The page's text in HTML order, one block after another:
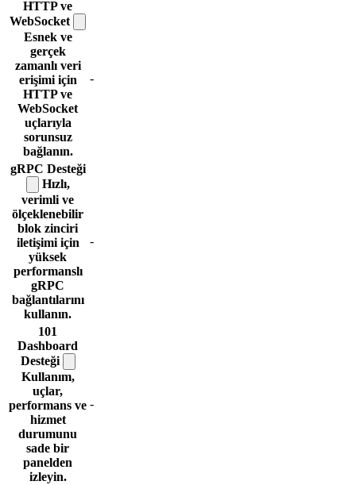
HTTP ve
WebSocket
Esnek ve
gerçek
zamanlı veri
erişimi için
HTTP ve
WebSocket
uçlarıyla
sorunsuz
bağlanın.
-
gRPC Desteği
Hızlı,
verimli ve
ölçeklenebilir
blok zinciri
iletişimi için
yüksek
performanslı
gRPC
bağlantılarını
kullanın.
-
101
Dashboard
Desteği
Kullanım,
uçlar,
performans ve
hizmet
durumunu
sade bir
panelden
izleyin.
-